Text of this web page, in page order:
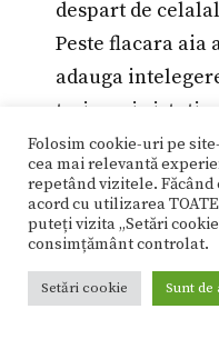
despart de
Peste flacara aia
adauga
trei mari virtuti:
Cand le ai pe
de celalalt. Si
Folosim cookie-uri pe
cea mai relevantă
repetând vizitele. Făcând
acord cu utilizarea
puteți vizita „Setări
consimțământ controlat.
Setări cookie Sunt de